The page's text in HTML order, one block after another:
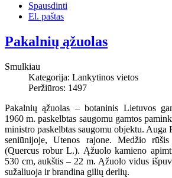
Spausdinti
El. paštas
Pakalnių ąžuolas
Smulkiau
Kategorija: Lankytinos vietos
Peržiūros: 1497
Pakalnių ąžuolas – botaninis Lietuvos
1960 m. paskelbtas saugomu gamtos
ministro paskelbtas saugomu objektu. Auga
seniūnijoje, Utenos rajone. Medžio rūšis
(Quercus robur L.). Ąžuolo kamieno
530 cm, aukštis – 22 m. Ąžuolo vidus
sužaliuoja ir brandina gilių derlių.